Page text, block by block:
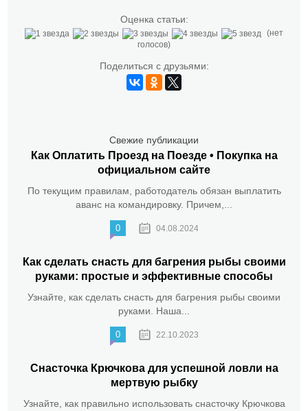
Оценка статьи:
(нет
голосов)
Поделиться с друзьями:
Свежие публикации
Как Оплатить Проезд на Поезде • Покупка на
официальном сайте
По текущим правилам, работодатель обязан выплатить
аванс на командировку. Причем,...
0 04.08.2024
Как сделать снасть для багрения рыбы своими
руками: простые и эффективные способы
Узнайте, как сделать снасть для багрения рыбы своими
руками. Наша...
0 22.10.2023
Снасточка Крючкова для успешной ловли на
мертвую рыбку
Узнайте, как правильно использовать снасточку Крючкова